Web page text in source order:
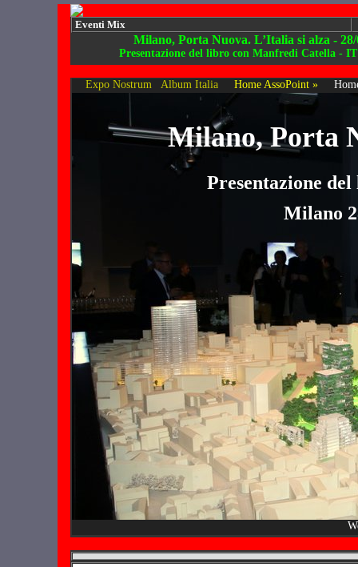
Eventi Mix
Milano, Porta Nuova. L’Italia si alza - 28/
Presentazione del libro con Manfredi Catella -
Expo Nostrum Album Italia Home AssoPoint »
Milano, Porta
Presentazione
Milano